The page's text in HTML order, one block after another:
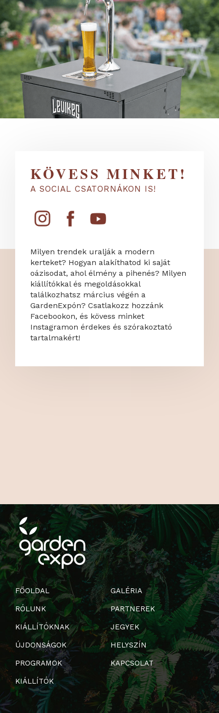
KÖVESS MINKET!
A SOCIAL CSATORNÁKON IS!
Milyen trendek uralják a modern
kerteket? Hogyan alakíthatod ki saját
oázisodat, ahol élmény a pihenés? Milyen
kiállítókkal és megoldásokkal
találkozhatsz március végén a
GardenExpón? Csatlakozz hozzánk
Facebookon, és kövess minket
Instagramon érdekes és szórakoztató
tartalmakért!
FŐOLDAL
RÓLUNK
KIÁLLÍTÓKNAK
ÚJDONSÁGOK
PROGRAMOK
KIÁLLÍTÓK
GALÉRIA
PARTNEREK
JEGYEK
HELYSZÍN
KAPCSOLAT